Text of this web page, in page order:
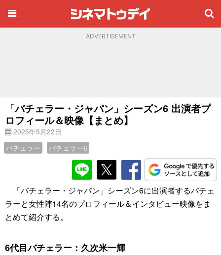
ADVERTISEMENT
「バチェラー・ジャパン」シーズン6 出演者プ
ロフィール＆映像【まとめ】
2025年5月22日
バチェラー
バチェラー6
「バチェラー・ジャパン」シーズン6に出演者するバチェ
ラーと女性陣14名のプロフィール＆インタビュー映像をま
とめて紹介する。
6代目バチェラー：久次米一輝